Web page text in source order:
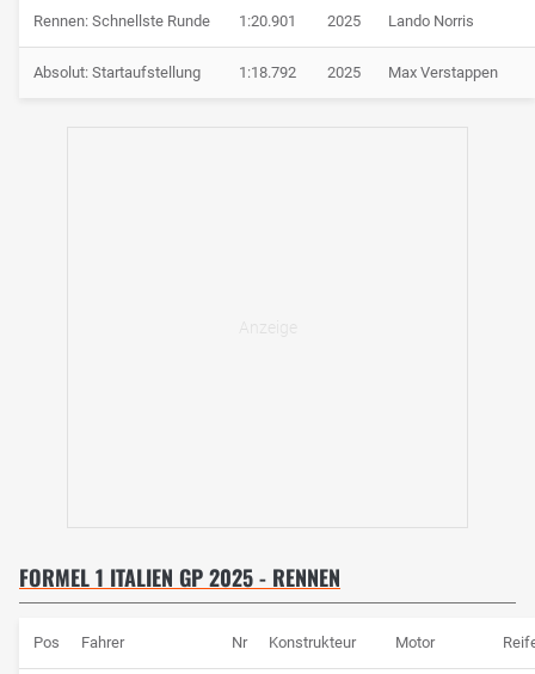
Rennen: Schnellste Runde 1:20.901 2025 Lando Norris
Absolut: Startaufstellung 1:18.792 2025 Max Verstappen
FORMEL 1 ITALIEN GP 2025 - RENNEN
Pos Fahrer Nr Konstrukteur Motor